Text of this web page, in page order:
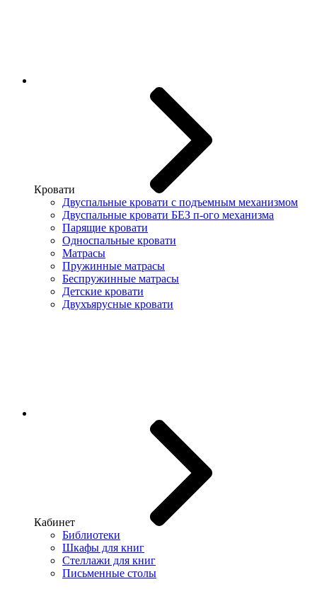
Кровати
Двуспальные кровати с подъемным механизмом
Двуспальные кровати БЕЗ п-ого механизма
Парящие кровати
Односпальные кровати
Матрасы
Пружинные матрасы
Беспружинные матрасы
Детские кровати
Двухъярусные кровати
Кабинет
Библиотеки
Шкафы для книг
Стеллажи для книг
Письменные столы